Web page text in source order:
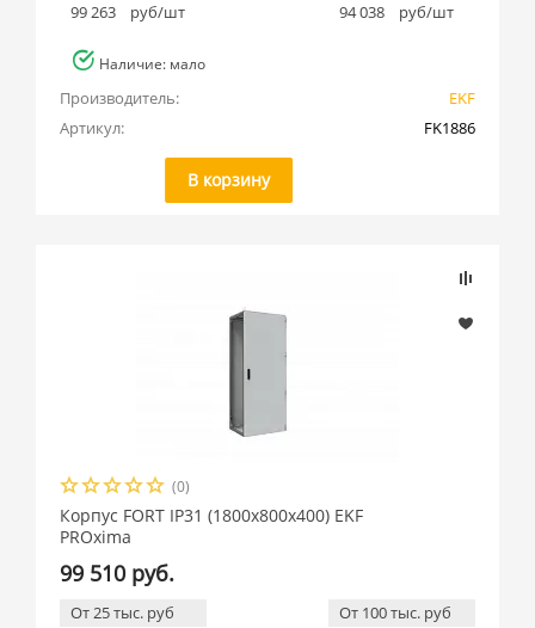
99 263
руб/шт
94 038
руб/шт
Наличие: мало
Производитель:
EKF
Артикул:
FK1886
В корзину
(0)
Корпус FORT IP31 (1800x800x400) EKF
PROxima
99 510 руб.
От 25 тыс. руб
От 100 тыс. руб